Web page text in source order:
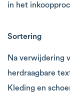
in het
Sortering
Na verwijdering
herdraagbare
Kleding en